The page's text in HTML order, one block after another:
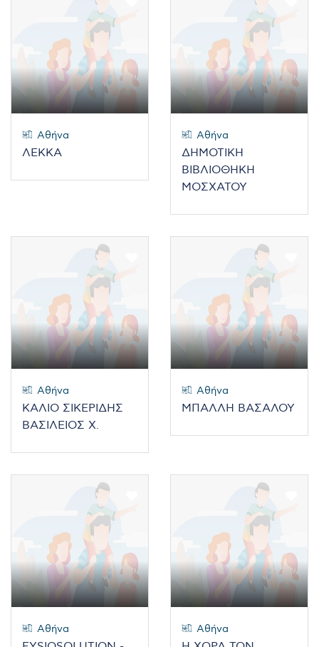
Αθήνα
ΛΕΚΚΑ
Αθήνα
ΔΗΜΟΤΙΚΗ
ΒΙΒΛΙΟΘΗΚΗ
ΜΟΣΧΑΤΟΥ
Αθήνα
ΚΑΛΙΟ ΣΙΚΕΡΙΔΗΣ
ΒΑΣΙΛΕΙΟΣ Χ.
Αθήνα
ΜΠΑΛΛΗ ΒΑΣΑΛΟΥ
Αθήνα Αθήνα